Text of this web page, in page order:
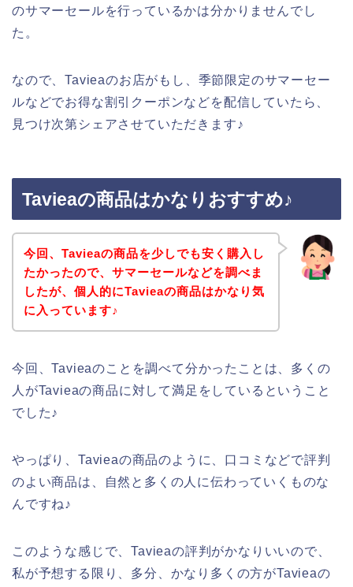
のサマーセールを行っているかは分かりませんでし
た。
なので、Tavieaのお店がもし、季節限定のサマーセー
ルなどでお得な割引クーポンなどを配信していたら、
見つけ次第シェアさせていただきます♪
Tavieaの商品はかなりおすすめ♪
今回、Tavieaの商品を少しでも安く購入し
たかったので、サマーセールなどを調べま
したが、個人的にTavieaの商品はかなり気
に入っています♪
今回、Tavieaのことを調べて分かったことは、多くの
人がTavieaの商品に対して満足をしているということ
でした♪
やっぱり、Tavieaの商品のように、口コミなどで評判
のよい商品は、自然と多くの人に伝わっていくものな
んですね♪
このような感じで、Tavieaの評判がかなりいいので、
私が予想する限り、多分、かなり多くの方がTavieaの